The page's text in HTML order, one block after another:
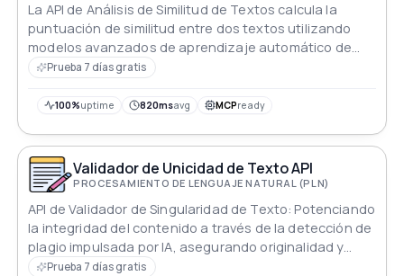
La API de Análisis de Similitud de Textos calcula la
puntuación de similitud entre dos textos utilizando
modelos avanzados de aprendizaje automático de
PNL. Al incrustar textos en vectores de 768
proporciona métricas de similitud precisas y
Prueba 7 días gratis
100%uptime 820msavg MCPready
Validador de Unicidad de Texto API
PROCESAMIENTO DE LENGUAJE NATURAL (PLN)
API de Validador de Singularidad de Texto: Potenciando
la integridad del contenido a través de la detección de
plagio impulsada por IA, asegurando originalidad y
confianza en los materiales escritos.
Prueba 7 días gratis